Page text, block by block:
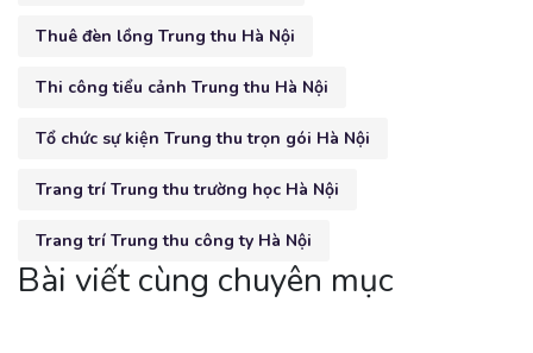
Thuê đèn lồng Trung thu Hà Nội
Thi công tiểu cảnh Trung thu Hà Nội
Tổ chức sự kiện Trung thu trọn gói Hà Nội
Trang trí Trung thu trường học Hà Nội
Trang trí Trung thu công ty Hà Nội
Bài viết cùng chuyên mục